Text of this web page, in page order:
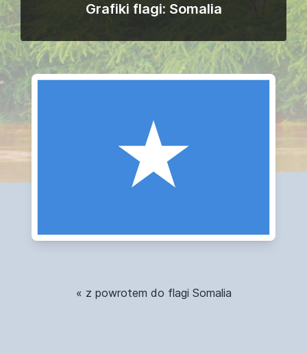
Grafiki flagi: Somalia
« z powrotem do flagi Somalia